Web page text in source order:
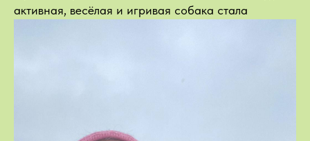
активная, весёлая и игривая собака стала